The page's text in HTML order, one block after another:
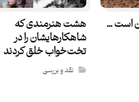
است …
هشت هنرمندی که
شاهکارهایشان را در
تخت‌خواب خلق کردند
نقد و بررسی